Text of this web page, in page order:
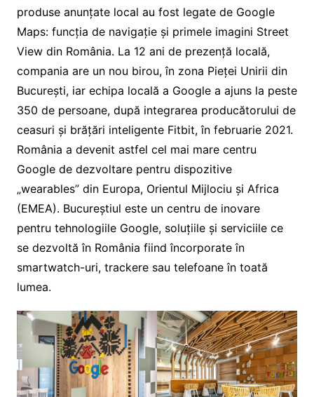
produse anunțate local au fost legate de Google
Maps: funcția de navigație și primele imagini Street
View din România. La 12 ani de prezență locală,
compania are un nou birou, în zona Pieței Unirii din
București, iar echipa locală a Google a ajuns la peste
350 de persoane, după integrarea producătorului de
ceasuri și brățări inteligente Fitbit, în februarie 2021.
România a devenit astfel cel mai mare centru
Google de dezvoltare pentru dispozitive
„wearables” din Europa, Orientul Mijlociu și Africa
(EMEA). Bucureștiul este un centru de inovare
pentru tehnologiile Google, soluțiile și serviciile ce
se dezvoltă în România fiind încorporate în
smartwatch-uri, trackere sau telefoane în toată
lumea.